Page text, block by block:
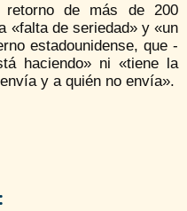
retorno de más de 200
«falta de seriedad» y «un
estadounidense, que -
haciendo» ni «tiene la
y a quién no envía».